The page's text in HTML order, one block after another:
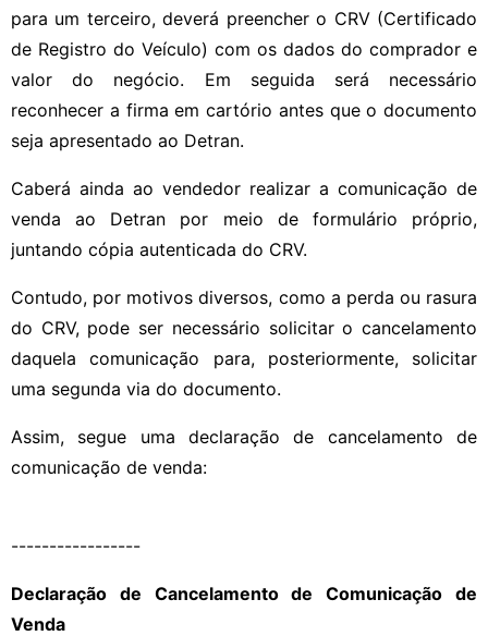
para um terceiro, deverá preencher o CRV (Certificado
de Registro do Veículo) com os dados do comprador e
valor do negócio. Em seguida será necessário
reconhecer a firma em cartório antes que o documento
seja apresentado ao Detran.
Caberá ainda ao vendedor realizar a comunicação de
venda ao Detran por meio de formulário próprio,
juntando cópia autenticada do CRV.
Contudo, por motivos diversos, como a perda ou rasura
do CRV, pode ser necessário solicitar o cancelamento
daquela comunicação para, posteriormente, solicitar
uma segunda via do documento.
Assim, segue uma declaração de cancelamento de
comunicação de venda:
-----------------
Declaração de Cancelamento de Comunicação de
Venda